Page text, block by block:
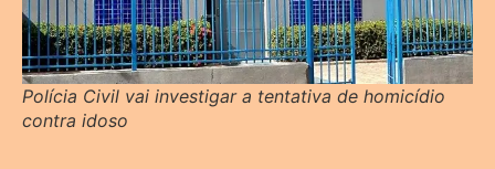
Polícia Civil vai investigar a tentativa de homicídio
contra idoso